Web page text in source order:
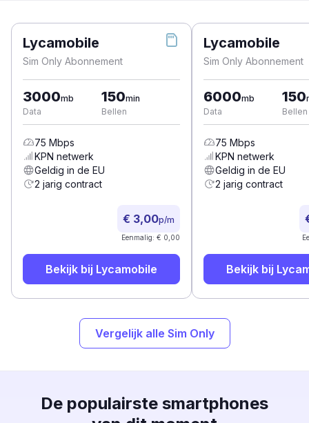
Lycamobile
Sim Only Abonnement
3000mb
Data
150min
Bellen
75 Mbps
KPN netwerk
Geldig in de EU
2 jarig contract
€ 3,00p/m
Eenmalig: € 0,00
Bekijk bij Lycamobile
Lycamobile
Sim Only Abonnement
6000mb
Data
150
Bellen
75 Mbps
KPN netwerk
Geldig in de EU
2 jarig contract
Bekijk bij
Vergelijk alle Sim Only
De populairste smartphones